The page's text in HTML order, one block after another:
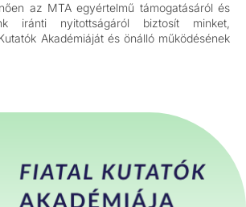
az MTA egyértelmű támogatásáról és
iránti nyitottságáról biztosít minket,
Akadémiáját és önálló működésének